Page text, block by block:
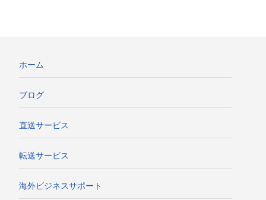
ホーム
ブログ
直送サービス
転送サービス
海外ビジネスサポート